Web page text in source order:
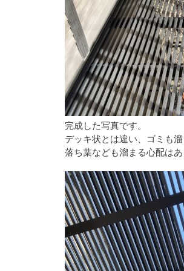
完成した写真です。
デッキ状とは違い、ゴミも
落ち葉なども溜まる心配はあ